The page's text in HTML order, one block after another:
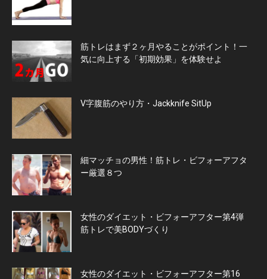
筋トレはまず２ヶ月やることがポイント！一
気に向上する「初期効果」を体験せよ
V字腹筋のやり方・Jackknife SitUp
細マッチョの男性！筋トレ・ビフォーアフタ
ー厳選８つ
女性のダイエット・ビフォーアフター第4弾
筋トレで美BODYづくり
女性のダイエット・ビフォーアフター第16